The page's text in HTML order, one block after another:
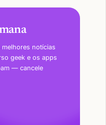
notícias
geek e os apps
— cancele